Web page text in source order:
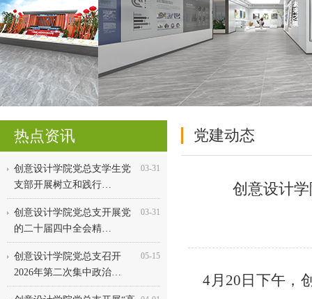
热点资讯
03-31
创意设计学院党总支学生党
支部开展树立和践行…
03-31
创意设计学院党总支开展党
的二十届四中全会精…
05-15
创意设计学院党总支召开
2026年第二次集中政治…
党建动态
创意设计
4月20日下午，